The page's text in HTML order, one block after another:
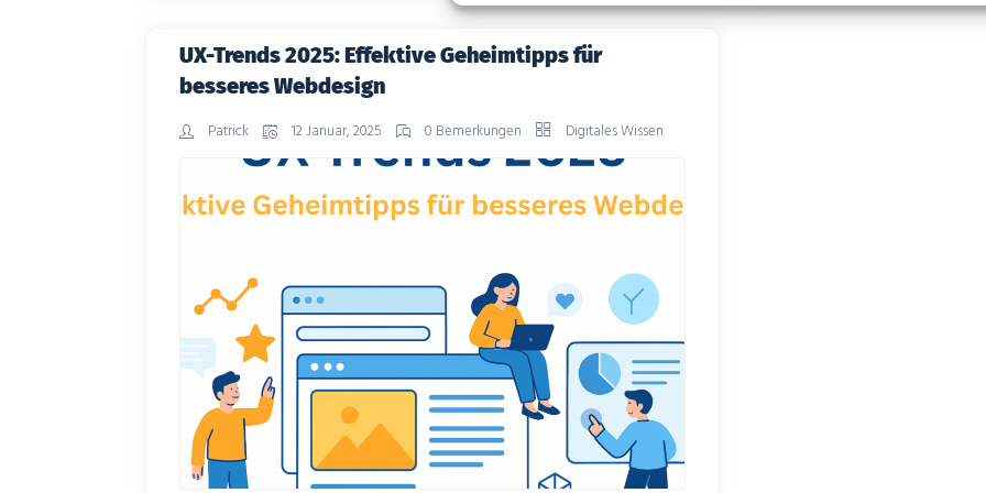
wichtigen Rankingfaktor – fehlt sie, kann das direkte
UX-Trends 2025: Effektive Geheimtipps für
besseres Webdesign
Patrick 12 Januar, 2025 0 Bemerkungen Digitales Wissen